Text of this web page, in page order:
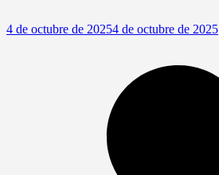
4 de octubre de 20254 de octubre de 2025